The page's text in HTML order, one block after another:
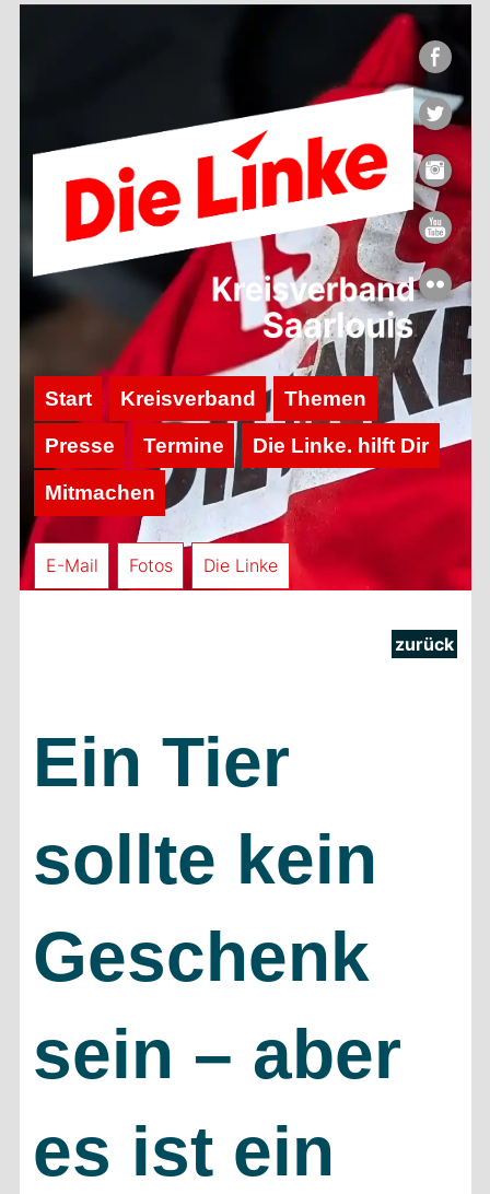
Start Kreisverband Themen
Presse Termine Die Linke. hilft Dir
Mitmachen
E-Mail Fotos Die Linke
zurück
Ein Tier
sollte kein
Geschenk
sein – aber
es ist ein